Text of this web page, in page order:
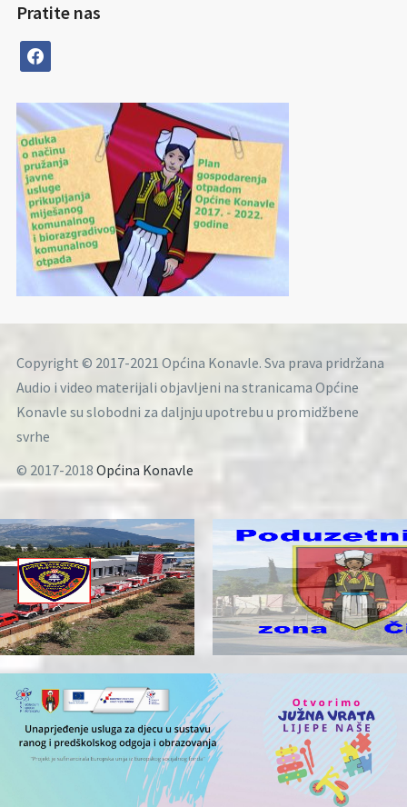
Pratite nas
facebook
Copyright © 2017-2021 Općina Konavle. Sva prava pridržana
Audio i video materijali objavljeni na stranicama Općine
Konavle su slobodni za daljnju upotrebu u promidžbene
svrhe
© 2017-2018 Općina Konavle